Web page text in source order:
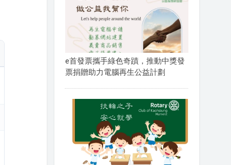
e首發票攜手綠色奇蹟，推動中獎發
票捐贈助力電腦再生公益計劃